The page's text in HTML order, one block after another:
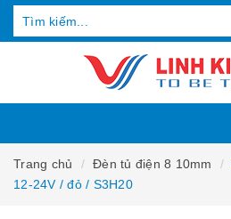
Trang chủ Đèn tủ điện 8 10mm
12-24V / đỏ / S3H20